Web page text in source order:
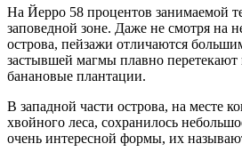
На Йерро 58 процентов занимаемой
заповедной зоне. Даже не смотря на
острова, пейзажи отличаются
застывшей магмы плавно перетекают
банановые плантации.
В западной части острова, на месте
хвойного леса, сохранилось
очень интересной формы, их